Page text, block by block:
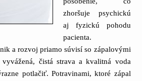
zhoršuje psychickú
aj fyzickú pohodu
pacienta.
a rozvoj priamo súvisí so zápalovými
čistá strava a kvalitná voda
potlačiť. Potravinami, ktoré zápal